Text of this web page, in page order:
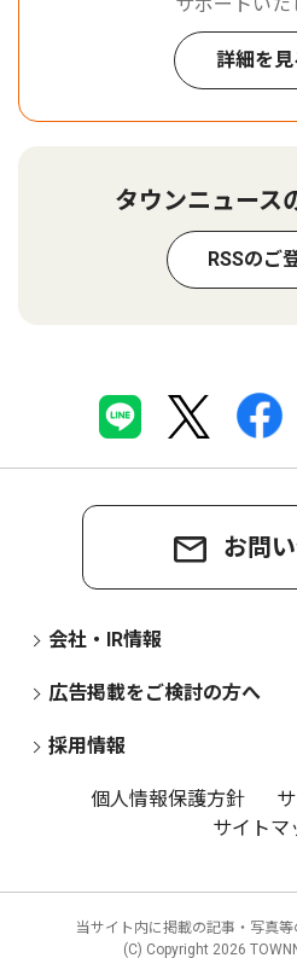
詳細を見
タウンニュース
RSSのご
お問
会社・IR情報
広告掲載をご検討の方へ
採用情報
個人情報保護方針
サイトマ
当サイト内に掲載の記事・写真等
(C) Copyright 2026